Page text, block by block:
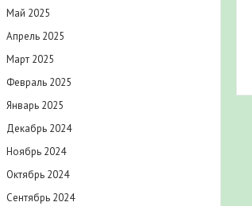
Май 2025
Апрель 2025
Март 2025
Февраль 2025
Январь 2025
Декабрь 2024
Ноябрь 2024
Октябрь 2024
Сентябрь 2024